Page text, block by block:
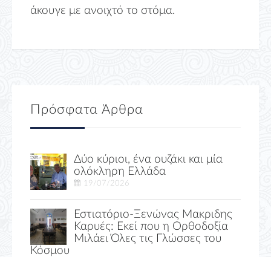
άκουγε με ανοιχτό το στόμα.
Πρόσφατα Άρθρα
Δύο κύριοι, ένα ουζάκι και μία
ολόκληρη Ελλάδα
19/07/2026
Εστιατόριο-Ξενώνας Μακριδης
Καρυές: Εκεί που η Ορθοδοξία
Μιλάει Όλες τις Γλώσσες του
Κόσμου